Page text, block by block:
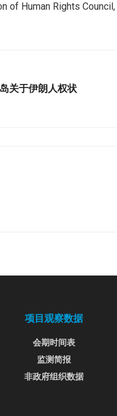
of Human Rights Council,
关于伊朗人权状
项目观察数据
会期时间表
监测简报
非政府组织数据